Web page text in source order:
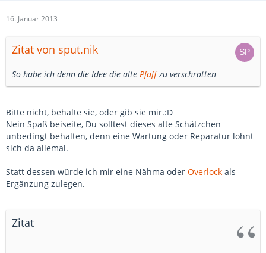
16. Januar 2013
Zitat von sput.nik
So habe ich denn die Idee die alte Pfaffzu verschrotten
Bitte nicht, behalte sie, oder gib sie mir.:D
Nein Spaß beiseite, Du solltest dieses alte Schätzchen
unbedingt behalten, denn eine Wartung oder Reparatur lohnt
sich da allemal.
Statt dessen würde ich mir eine Nähma oder Overlock als
Ergänzung zulegen.
Zitat